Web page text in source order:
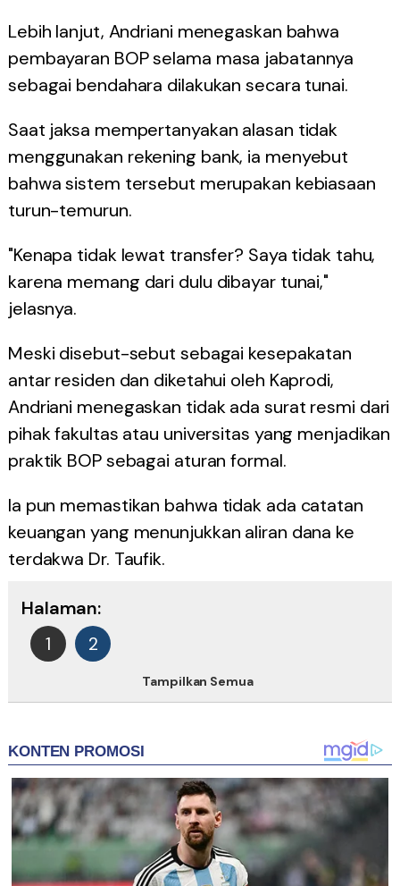
Lebih lanjut, Andriani menegaskan bahwa
pembayaran BOP selama masa jabatannya
sebagai bendahara dilakukan secara tunai.
Saat jaksa mempertanyakan alasan tidak
menggunakan rekening bank, ia menyebut
bahwa sistem tersebut merupakan kebiasaan
turun-temurun.
"Kenapa tidak lewat transfer? Saya tidak tahu,
karena memang dari dulu dibayar tunai,"
jelasnya.
Meski disebut-sebut sebagai kesepakatan
antar residen dan diketahui oleh Kaprodi,
Andriani menegaskan tidak ada surat resmi dari
pihak fakultas atau universitas yang menjadikan
praktik BOP sebagai aturan formal.
Ia pun memastikan bahwa tidak ada catatan
keuangan yang menunjukkan aliran dana ke
terdakwa Dr. Taufik.
Halaman:
1
2
Tampilkan Semua